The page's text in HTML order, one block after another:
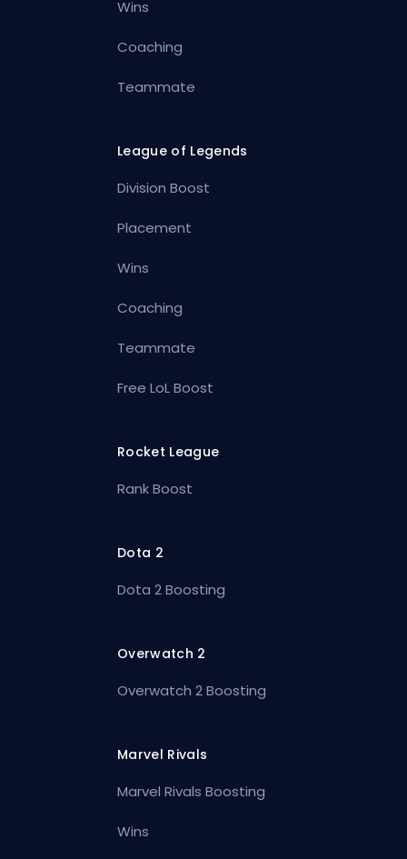
Wins
Coaching
Teammate
League of Legends
Division Boost
Placement
Wins
Coaching
Teammate
Free LoL Boost
Rocket League
Rank Boost
Dota 2
Dota 2 Boosting
Overwatch 2
Overwatch 2 Boosting
Marvel Rivals
Marvel Rivals Boosting
Wins